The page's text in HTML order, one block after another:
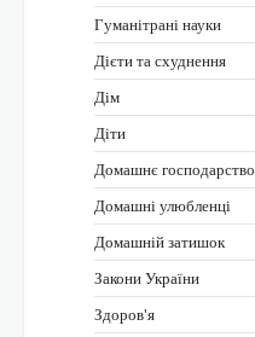
Гуманітрані науки
Дієти та схуднення
Дім
Діти
Домашнє господарство
Домашні улюбленці
Домашній затишок
Закони України
Здоров'я